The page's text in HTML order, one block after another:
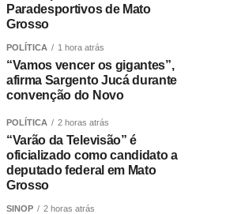
Paradesportivos de Mato
Grosso
POLÍTICA 1 hora atrás
“Vamos vencer os gigantes”,
afirma Sargento Jucá durante
convenção do Novo
POLÍTICA 2 horas atrás
“Varão da Televisão” é
oficializado como candidato a
deputado federal em Mato
Grosso
SINOP 2 horas atrás